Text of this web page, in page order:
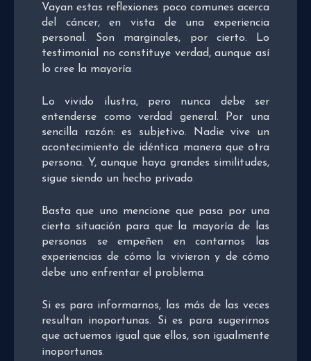
Vayan estas reflexiones poco comunes acerca
del cáncer, en vista de una experiencia
personal. Son marginales, por cierto. Lo
testimonial no constituye verdad, aunque así
lo cree la mayoría.
Lo vivido ilustra, pero nunca debe ser
entenderse como verdad general. Por una
sencilla razón: es subjetivo. Nadie vive un
acontecimiento de idéntica manera que otra
persona. Y, aunque haya grandes similitudes,
sigue siendo un hecho privado.
Basta que uno mencione que pasa por una
cierta situación para que la mayoría de las
personas se empeñen en contarnos las
experiencias de cómo la vivieron y de cómo
debe uno enfrentar el problema.
Si es para informarnos, las más de las veces
resultan inoportunas. Si es para sugerirnos
que actuemos igual que ellos, son igualmente
inoportunas.